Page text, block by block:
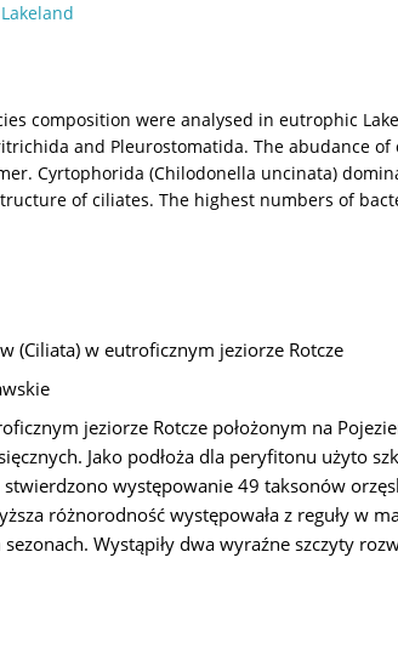
composition were analysed in eutrophic
and Pleurostomatida. The abudance
Cyrtophorida (Chilodonella uncinata)
of ciliates. The highest numbers of
(Ciliata) w eutroficznym jeziorze Rotcze
jeziorze Rotcze położonym na
Jako podłoża dla peryfitonu użyto
występowanie 49 taksonów
różnorodność występowała z reguły w
Wystąpiły dwa wyraźne szczyty